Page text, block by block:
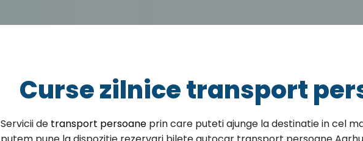
Curse zilnice transport
Servicii de transport persoane prin care puteti ajunge la destinatie in cel